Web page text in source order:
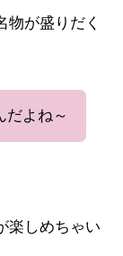
物が盛りだく
だよね～
楽しめちゃい